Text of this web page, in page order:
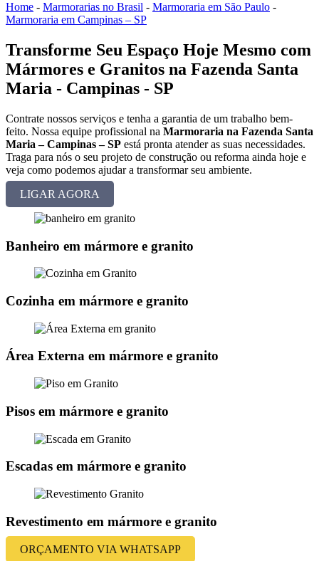
Home - Marmorarias no Brasil - Marmoraria em São Paulo -
Marmoraria em Campinas – SP
Transforme Seu Espaço Hoje Mesmo com
Mármores e Granitos na Fazenda Santa
Maria - Campinas - SP
Contrate nossos serviços e tenha a garantia de um trabalho bem-
feito. Nossa equipe profissional na Marmoraria na Fazenda Santa
Maria – Campinas – SP está pronta atender as suas necessidades.
Traga para nós o seu projeto de construção ou reforma ainda hoje e
veja como podemos ajudar a transformar seu ambiente.
LIGAR AGORA
Banheiro em mármore e granito
Cozinha em mármore e granito
Área Externa em mármore e granito
Pisos em mármore e granito
Escadas em mármore e granito
Revestimento em mármore e granito
ORÇAMENTO VIA WHATSAPP